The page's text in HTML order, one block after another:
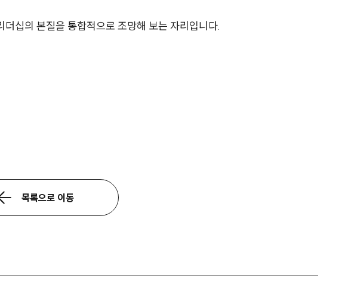
십의 본질을 통합적으로 조망해 보는 자리입니다.
목록으로 이동